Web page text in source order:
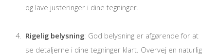
og lave justeringer i dine tegninger.
Rigelig belysning: God belysning er afgørende for at
se detaljerne i dine tegninger klart. Overvej en naturlig